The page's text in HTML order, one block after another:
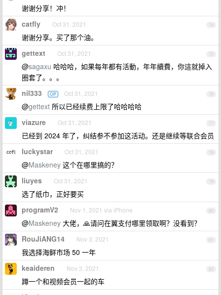
谢谢分享！冲！
74
catfly Oct 31, 2021
谢谢分享。买了那个油。
75
gettext Oct 31, 2021
@sagaxu 哈哈哈，如果每年都有活動，年年續費，你這就掉入
圈套了。。。
76
nil333 OP Oct 31, 2021
@gettext 所以已经续费上限了哈哈哈哈
77
viazure Oct 31, 2021
已经到 2024 年了，纠结参不参加这活动。还是继续等联合会员
78
luckystar Oct 31, 2021
@Maskeney 这个在哪里搞的？
79
liuyes Oct 31, 2021
选了纸巾，正好要买
80
programV2 Nov 1, 2021 via iPhone
@Maskeney 大佬，🙏请问在翼支付哪里领取啊？没看到？
81
RouJiANG14 Nov 3, 2021
我选择海鲜市场 50 一年
82
keaideren Nov 3, 2021
蹲一个和视频会员一起的车